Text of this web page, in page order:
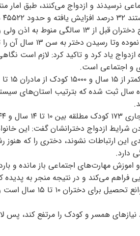
.
رییس بهزیستی چناران اشاره کرد عقد
دختر به سن ۱۳ سال آن را ثبت نمی‌کنند.
ازدواج یاد کرد و تاکید کرد: لازم است
و اجتماعی است.
تا چهارده سال ثبت شده که بترتیب
ایم.
شرایط ازدواج دخترانشان گفت: این
ارتباطات نشوند، دختری را که هنوز
دارد.
اموزش مهارت‌های اجتماعی باز مانده و
فراهم می‌کند و در نتیجه منجر به
وی بیان کرد: کودک
همسر و کودک را مرتفع کند، پس